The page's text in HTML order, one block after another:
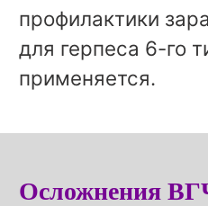
профилактики
для герпеса 6-го
применяется.
Осложнения